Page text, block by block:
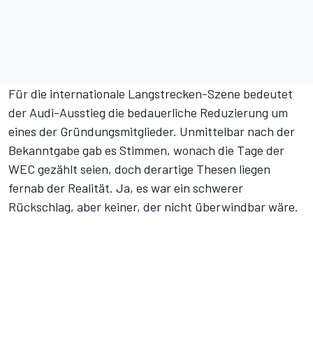
Für die internationale Langstrecken-Szene bedeutet
der Audi-Ausstieg die bedauerliche Reduzierung um
eines der Gründungsmitglieder. Unmittelbar nach der
Bekanntgabe gab es Stimmen, wonach die Tage der
WEC gezählt seien, doch derartige Thesen liegen
fernab der Realität. Ja, es war ein schwerer
Rückschlag, aber keiner, der nicht überwindbar wäre.